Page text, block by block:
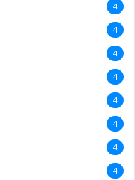
4
4
4
4
4
4
4
4